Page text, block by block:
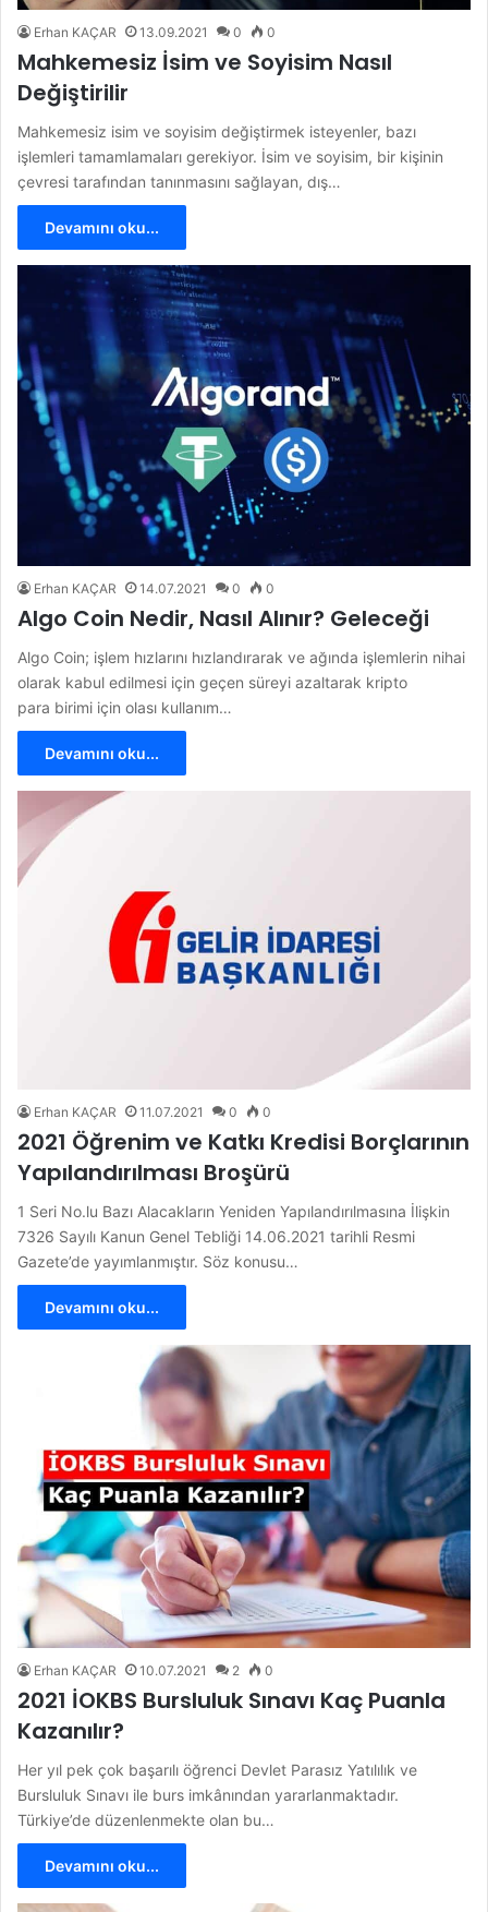
Erhan KAÇAR 13.09.2021 0 0
Mahkemesiz İsim ve Soyisim Nasıl
Değiştirilir
Mahkemesiz isim ve soyisim değiştirmek isteyenler, bazı
işlemleri tamamlamaları gerekiyor. İsim ve soyisim, bir kişinin
çevresi tarafından tanınmasını sağlayan, dış…
Devamını oku...
Erhan KAÇAR 14.07.2021 0 0
Algo Coin Nedir, Nasıl Alınır? Geleceği
Algo Coin; işlem hızlarını hızlandırarak ve ağında işlemlerin nihai
olarak kabul edilmesi için geçen süreyi azaltarak kripto
para birimi için olası kullanım…
Devamını oku...
Erhan KAÇAR 11.07.2021 0 0
2021 Öğrenim ve Katkı Kredisi Borçlarının
Yapılandırılması Broşürü
1 Seri No.lu Bazı Alacakların Yeniden Yapılandırılmasına İlişkin
7326 Sayılı Kanun Genel Tebliği 14.06.2021 tarihli Resmi
Gazete’de yayımlanmıştır. Söz konusu…
Devamını oku...
Erhan KAÇAR 10.07.2021 2 0
2021 İOKBS Bursluluk Sınavı Kaç Puanla
Kazanılır?
Her yıl pek çok başarılı öğrenci Devlet Parasız Yatılılık ve
Bursluluk Sınavı ile burs imkânından yararlanmaktadır.
Türkiye’de düzenlenmekte olan bu…
Devamını oku...